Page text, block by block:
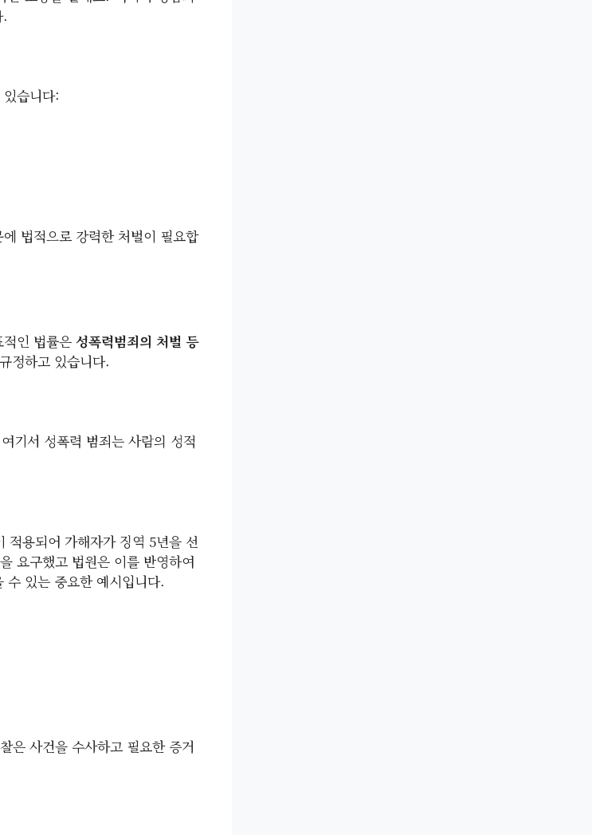
습니다:
법적으로 강력한 처벌이 필요합
인 법률은 성폭력범죄의 처벌 등
정하고 있습니다.
기서 성폭력 범죄는 사람의 성적
용되어 가해자가 징역 5년을 선
요구했고 법원은 이를 반영하여
수 있는 중요한 예시입니다.
은 사건을 수사하고 필요한 증거